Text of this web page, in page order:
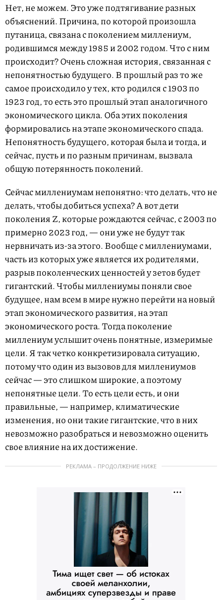
Нет, не можем. Это уже подтягивание разных
объяснений. Причина, по которой произошла
путаница, связана с поколением миллениум,
родившимся между 1985 и 2002 годом. Что с ним
происходит? Очень сложная история, связанная с
непонятностью будущего. В прошлый раз то же
самое происходило у тех, кто родился с 1903 по
1923 год, то есть это прошлый этап аналогичного
экономического цикла. Оба этих поколения
формировались на этапе экономического спада.
Непонятность будущего, которая была и тогда, и
сейчас, пусть и по разным причинам, вызвала
общую потерянность поколений.
Сейчас миллениумам непонятно: что делать, что не
делать, чтобы добиться успеха? А вот дети
поколения Z, которые рождаются сейчас, с 2003 по
примерно 2023 год, — они уже не будут так
нервничать из-за этого. Вообще с миллениумами,
часть из которых уже является их родителями,
разрыв поколенческих ценностей у зетов будет
гигантский. Чтобы миллениумы поняли свое
будущее, нам всем в мире нужно перейти на новый
этап экономического развития, на этап
экономического роста. Тогда поколение
миллениум услышит очень понятные, измеримые
цели. Я так четко конкретизировала ситуацию,
потому что один из вызовов для миллениумов
сейчас — это слишком широкие, а поэтому
непонятные цели. То есть цели есть, и они
правильные, — например, климатические
изменения, но они такие гигантские, что в них
невозможно разобраться и невозможно оценить
свое влияние на их достижение.
РЕКЛАМА – ПРОДОЛЖЕНИЕ НИЖЕ